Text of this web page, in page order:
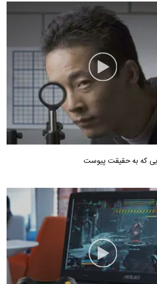
که به حقیقت پیوست